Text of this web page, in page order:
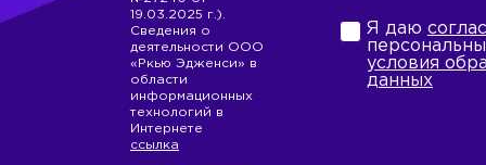
19.03.2025 г.).
Сведения о
деятельности ООО
«Ркью Эдженси» в
области
информационных
технологий в
Интернете
ссылка
Я даю
условия
данных